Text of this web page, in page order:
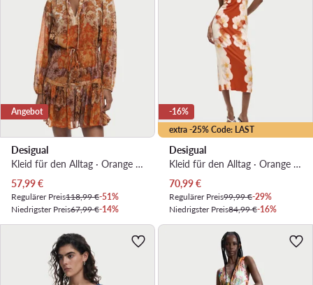
Angebot
Desigual
Kleid für den Alltag · Orange · Mini
Aktueller Preis
57,99€
Regulärer Preis118,99 €-51%
Niedrigster Preis67,99 €-14%
extra -25% Code: LAST
-16%
Desigual
Kleid für den Alltag · Orange · Midi
Aktueller Preis
70,99€
Regulärer Preis99,99 €-29%
Niedrigster Preis84,99 €-16%